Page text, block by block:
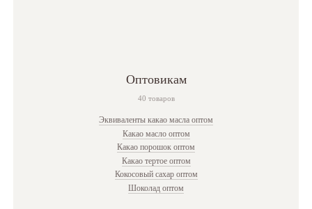
Оптовикам
40 товаров
Эквиваленты какао масла оптом
Какао масло оптом
Какао порошок оптом
Какао тертое оптом
Кокосовый сахар оптом
Шоколад оптом